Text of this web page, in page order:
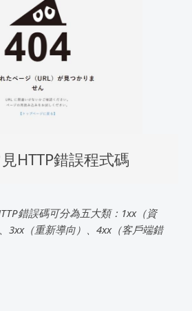
HTTP錯誤程式碼
錯誤碼可分為五大類：1xx（資
3xx（重新導向）、4xx（客戶端錯